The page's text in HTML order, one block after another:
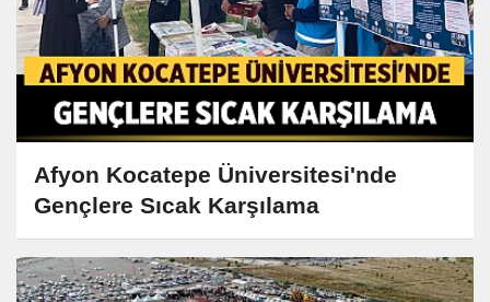
Afyon Kocatepe Üniversitesi'nde
Gençlere Sıcak Karşılama